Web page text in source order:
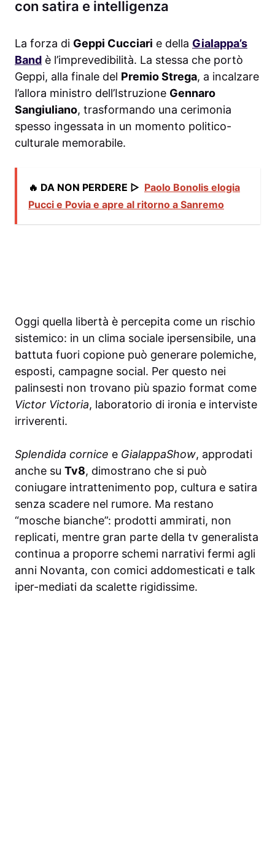
con satira e intelligenza
La forza di Geppi Cucciari e della Gialappa’s
Band è l’imprevedibilità. La stessa che portò
Geppi, alla finale del Premio Strega, a incalzare
l’allora ministro dell’Istruzione Gennaro
Sangiuliano, trasformando una cerimonia
spesso ingessata in un momento politico-
culturale memorabile.
🔥 DA NON PERDERE ▷ Paolo Bonolis elogia
Pucci e Povia e apre al ritorno a Sanremo
Oggi quella libertà è percepita come un rischio
sistemico: in un clima sociale ipersensibile, una
battuta fuori copione può generare polemiche,
esposti, campagne social. Per questo nei
palinsesti non trovano più spazio format come
Victor Victoria, laboratorio di ironia e interviste
irriverenti.
Splendida cornice e GialappaShow, approdati
anche su Tv8, dimostrano che si può
coniugare intrattenimento pop, cultura e satira
senza scadere nel rumore. Ma restano
“mosche bianche”: prodotti ammirati, non
replicati, mentre gran parte della tv generalista
continua a proporre schemi narrativi fermi agli
anni Novanta, con comici addomesticati e talk
iper-mediati da scalette rigidissime.